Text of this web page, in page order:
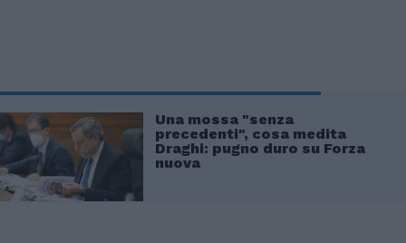
Una mossa "senza
precedenti", cosa medita
Draghi: pugno duro su Forza
nuova